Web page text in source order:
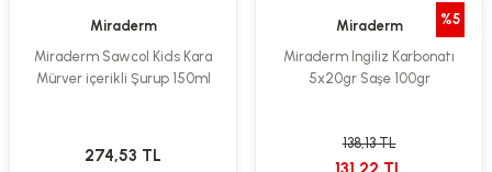
Miraderm
Miraderm Sawcol Kids Kara
Mürver içerikli Şurup 150ml
274,53 TL
%5
Miraderm
Miraderm Ingiliz Karbonatı
5x20gr Saşe 100gr
138,13 TL